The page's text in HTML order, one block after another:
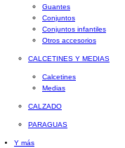
Guantes
Conjuntos
Conjuntos infantiles
Otros accesorios
CALCETINES Y MEDIAS
Calcetines
Medias
CALZADO
PARAGUAS
Y más